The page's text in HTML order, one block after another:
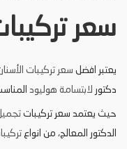
سعر
يعتبر افضل سعر تركيبات
دكتور لابتسامة هوليود
حيث يعتمد سعر تركيبات
الدكتور المعالج، من انواع